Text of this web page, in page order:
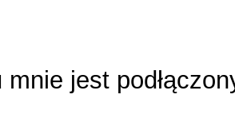
mnie jest